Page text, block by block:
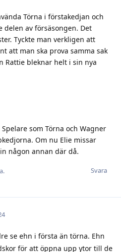
Törna i förstakedjan och
delen av försäsongen. Det
Tyckte man verkligen att
att man ska prova samma sak
Rattie bleknar helt i sin nya
som Törna och Wagner
Om nu Elie missar
någon annan där då.
Svara
se ehn i första än törna. Ehn
för att öppna upp ytor till de